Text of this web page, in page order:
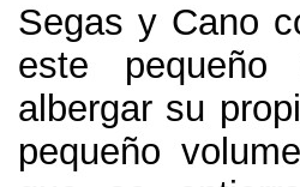
Segas y Cano
este
albergar su
pequeño